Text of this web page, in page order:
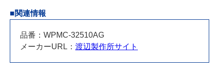
■関連情報
品番：WPMC-32510AG
メーカーURL： 渡辺製作所サイト